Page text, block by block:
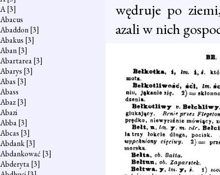
A[3]
Abacus
Abaddon[3]
Abakus [3]
Aban[3]
Abartarea[3]
Abarys [3]
Abas [3]
Abass
Abaz[3]
Abazi
Abba[3]
Abcas [3]
Abdank[3]
Abdankować [3]
Abderyta[3]
wędruje po
azali w nich